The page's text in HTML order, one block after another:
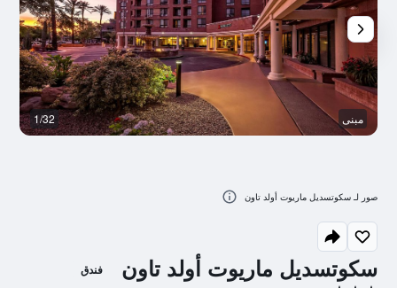
سكوتسديل ماريوت أولد تاون فندق
مبنى 1/32
صور لـ سكوتسديل ماريوت أولد تاون